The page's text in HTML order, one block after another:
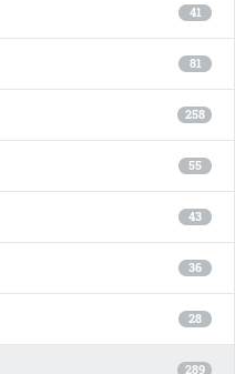
41
81
258
55
43
36
28
289